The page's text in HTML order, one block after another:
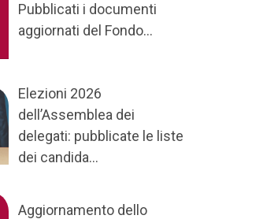
Pubblicati i documenti
aggiornati del Fondo...
Elezioni 2026
dell’Assemblea dei
delegati: pubblicate le liste
dei candida...
Aggiornamento dello